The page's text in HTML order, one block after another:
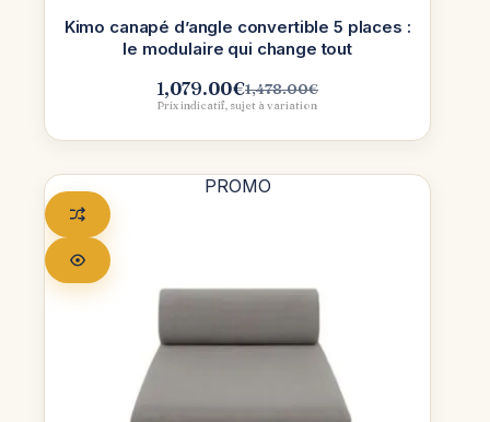
Kimo canapé d’angle convertible 5 places :
le modulaire qui change tout
1,478.00€
Le
initial
1,478.00€.
1,079.00€
Le
actuel
1,079.00€.
Prix indicatif, sujet à variation
PROMO